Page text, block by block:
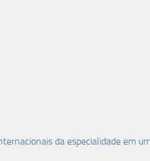
da especialidade em